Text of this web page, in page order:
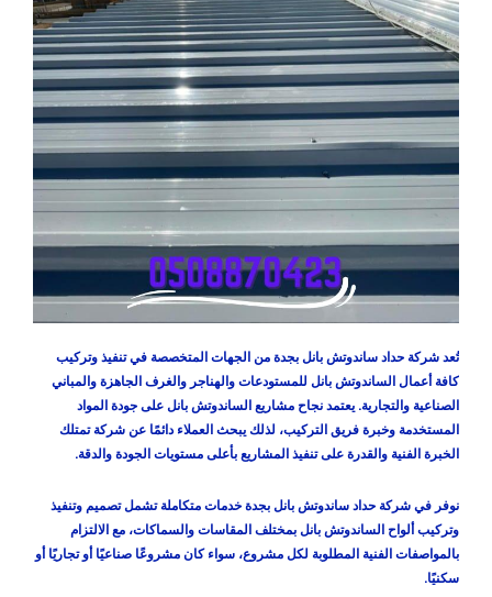
تُعد شركة حداد ساندوتش بانل بجدة من الجهات المتخصصة في تنفيذ وتركيب
كافة أعمال الساندوتش بانل للمستودعات والهناجر والغرف الجاهزة والمباني
الصناعية والتجارية. يعتمد نجاح مشاريع الساندوتش بانل على جودة المواد
المستخدمة وخبرة فريق التركيب، لذلك يبحث العملاء دائمًا عن شركة تمتلك
الخبرة الفنية والقدرة على تنفيذ المشاريع بأعلى مستويات الجودة والدقة.
نوفر في شركة حداد ساندوتش بانل بجدة خدمات متكاملة تشمل تصميم وتنفيذ
وتركيب ألواح الساندوتش بانل بمختلف المقاسات والسماكات، مع الالتزام
بالمواصفات الفنية المطلوبة لكل مشروع، سواء كان مشروعًا صناعيًا أو تجاريًا أو
سكنيًا.